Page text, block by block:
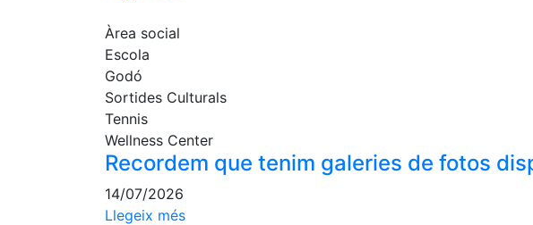
Àrea social
Escola
Godó
Sortides Culturals
Tennis
Wellness Center
Recordem que tenim galeries de fotos
14/07/2026
Llegeix més